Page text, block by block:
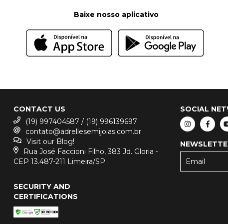
Baixe nosso aplicativo
CONTACT US
(19) 997404587 / (19) 996139697
contato@adrellesemijoias.com.br
Visit our Blog!
Rua José Faccioni Filho, 383 Jd. Gloria -
CEP 13.487-211 Limeira/SP
SOCIAL
SECURITY AND
CERTIFICATIONS